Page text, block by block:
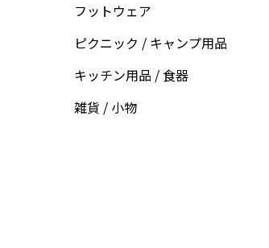
フットウェア
ピクニック / キャンプ用品
キッチン用品 / 食器
雑貨 / 小物